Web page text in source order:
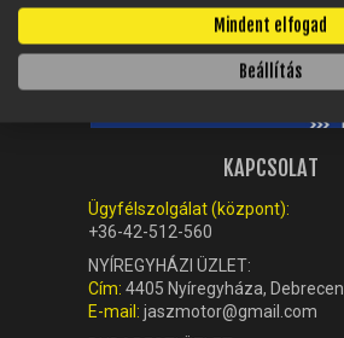
KAPCSOLAT
Ügyfélszolgálat (központ):
+36-42-512-560
NYÍREGYHÁZI ÜZLET:
Cím: 4405 Nyíregyháza,
E-mail: jaszmotor@gmail.com
Mindent elfogad
Beállítás